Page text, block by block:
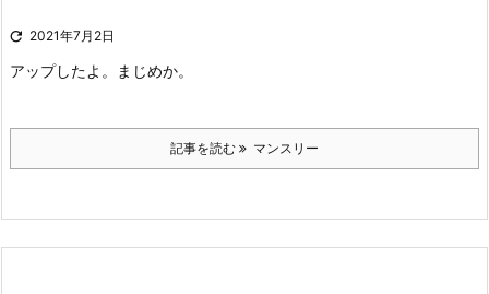
 2021年7月2日
アップしたよ。まじめか。
記事を読む マンスリー